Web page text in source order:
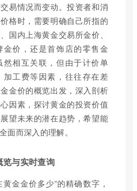
易情况而变动。投资者和消
格时，需要明确自己所指的
国内上海黄金交易所金价、
金价，还是首饰店的零售金
然相互关联，但由于计价单
加工费等因素，往往存在差
金价的概览出发，深入剖析
因素，探讨黄金的投资价值
望未来的潜在趋势，希望能
面而深入的理解。
与实时查询
金金价多少”的精确数字，